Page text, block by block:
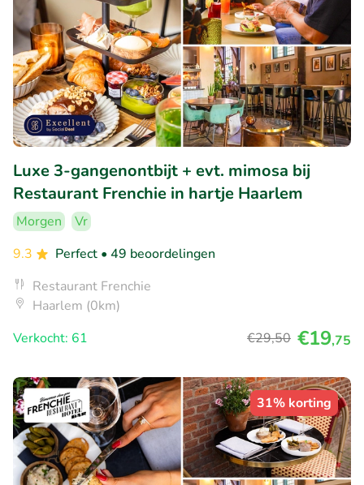
Luxe 3-gangenontbijt + evt. mimosa bij
Restaurant Frenchie in hartje Haarlem
Morgen
Vr
9.3
Perfect • 49 beoordelingen
Restaurant Frenchie
Haarlem (0km)
Verkocht: 61
€29,50 €19,75
31% korting